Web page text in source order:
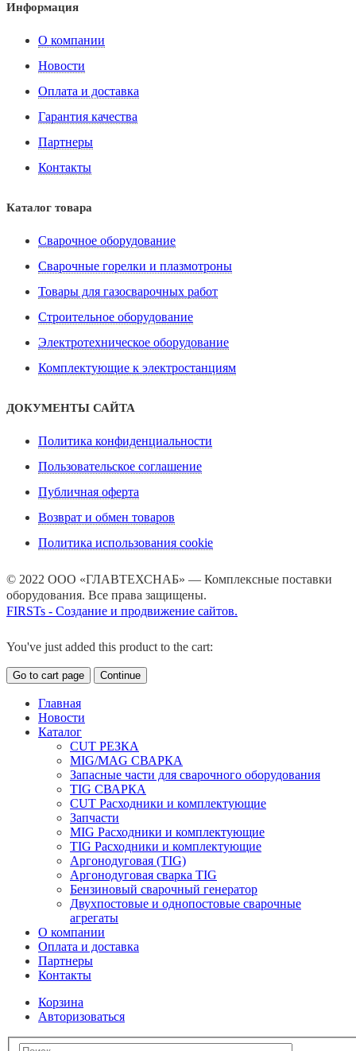
Информация
О компании
Новости
Оплата и доставка
Гарантия качества
Партнеры
Контакты
Каталог товара
Сварочное оборудование
Сварочные горелки и плазмотроны
Товары для газосварочных работ
Строительное оборудование
Электротехническое оборудование
Комплектующие к электростанциям
ДОКУМЕНТЫ САЙТА
Политика конфиденциальности
Пользовательское соглашение
Публичная оферта
Возврат и обмен товаров
Политика использования cookie
© 2022 ООО «ГЛАВТЕХСНАБ» — Комплексные поставки
оборудования. Все права защищены.
FIRSTs - Создание и продвижение сайтов.
You've just added this product to the cart:
Go to cart page Continue
Главная
Новости
Каталог
CUT РЕЗКА
MIG/MAG СВАРКА
Запасные части для сварочного оборудования
TIG СВАРКА
CUT Расходники и комплектующие
Запчасти
MIG Расходники и комплектующие
TIG Расходники и комплектующие
Аргонодуговая (TIG)
Аргонодуговая сварка TIG
Бензиновый сварочный генератор
Двухпостовые и однопостовые сварочные
агрегаты
О компании
Оплата и доставка
Партнеры
Контакты
Корзина
Авторизоваться